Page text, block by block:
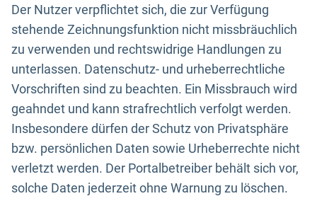
Der Nutzer verpflichtet sich, die zur Verfügung
stehende Zeichnungsfunktion nicht missbräuchlich
zu verwenden und rechtswidrige Handlungen zu
unterlassen. Datenschutz- und urheberrechtliche
Vorschriften sind zu beachten. Ein Missbrauch wird
geahndet und kann strafrechtlich verfolgt werden.
Insbesondere dürfen der Schutz von Privatsphäre
bzw. persönlichen Daten sowie Urheberrechte nicht
verletzt werden. Der Portalbetreiber behält sich vor,
solche Daten jederzeit ohne Warnung zu löschen.